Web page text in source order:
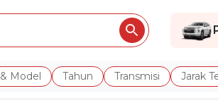
Model Tahun Transmisi Jarak